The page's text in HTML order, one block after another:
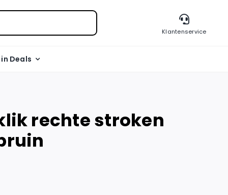
Klantenservice
Deals
rechte stroken